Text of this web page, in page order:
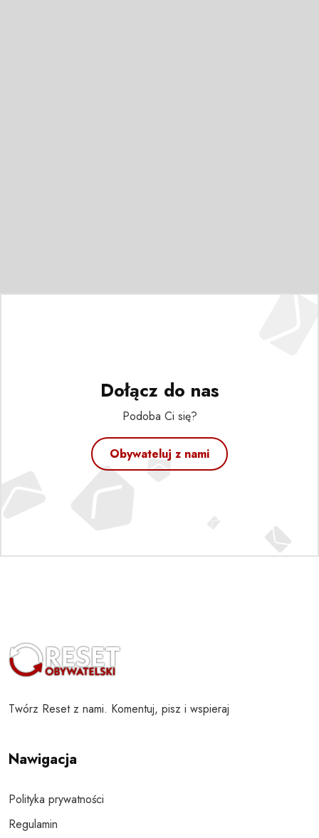
Dołącz do nas
Podoba Ci się?
Obywateluj z nami
Twórz Reset z nami. Komentuj, pisz i wspieraj
Nawigacja
Polityka prywatności
Regulamin